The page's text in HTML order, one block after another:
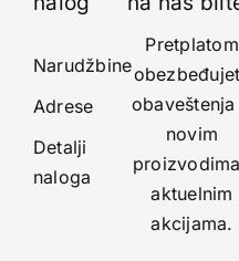
Narudžbine
Adrese
Detalji
naloga
Pretplatom
obaveštenja
novim
aktuelnim
akcijama.